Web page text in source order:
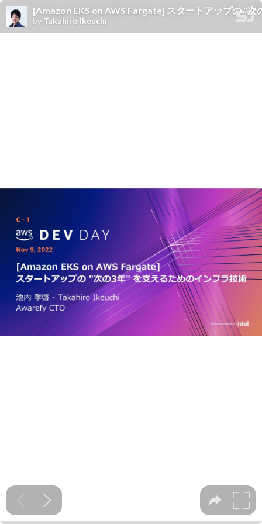
[Amazon EKS on AWS Fargate] スタートアップの "次
by Takahiro Ikeuchi